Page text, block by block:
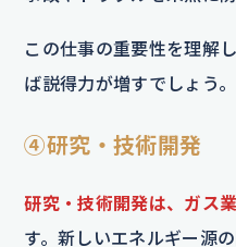
この仕事の重要性を理解
ば説得力が増すでしょう。
④研究・技術開発
研究・技術開発は、ガス
す。新しいエネルギー源